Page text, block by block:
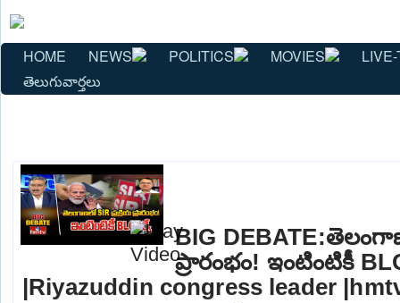
HOME NEWS POLITICS MOVIES
తెలుగువార్తలు
BIG
ప్రారంభం! ఇంటింటికీ
|Riyazuddin congress leader